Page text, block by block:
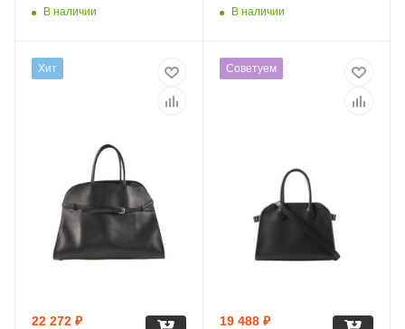
В наличии В наличии
Хит
22 272 ₽
Советуем
19 488₽